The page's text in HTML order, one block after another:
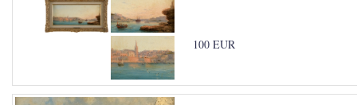
100 EUR